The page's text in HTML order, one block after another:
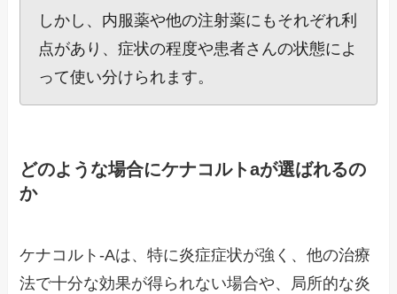
しかし、内服薬や他の注射薬にもそれぞれ利
点があり、症状の程度や患者さんの状態によ
って使い分けられます。
どのような場合にケナコルトaが選ばれるの
か
ケナコルト-Aは、特に炎症症状が強く、他の治療
法で十分な効果が得られない場合や、局所的な炎